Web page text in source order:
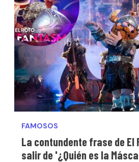
FAMOSOS
La contundente frase de
salir de '¿Quién es la